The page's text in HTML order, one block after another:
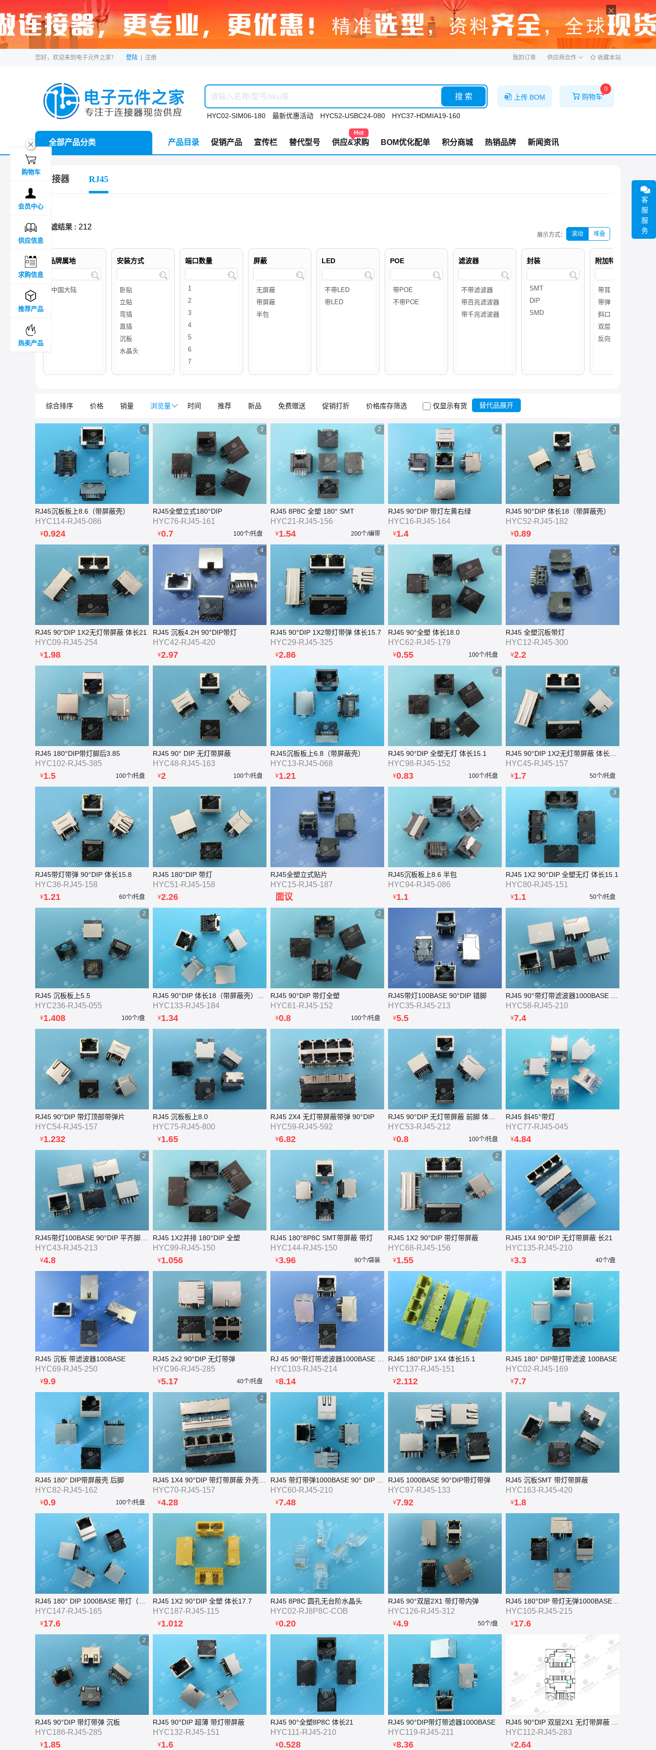
ဆ
您好，欢迎来到电子元件之家！ 登陆 注册 我的订单 供应商合作 收藏本站
HYC02-SIM06-180 最新优惠活动 HYC52-USBC24-080 HYC37-HDMIA19-160
搜 索 上传 BOM
0
购物车
全部产品分类 产品目录 促销产品 宣传栏 替代型号
Hot
供应&求购 BOM优化配单 积分商城 热销品牌 新闻资讯
连接器 RJ45
过滤结果 : 212
展示方式： 滚动 堆叠
品牌属地

安装方式

端口数量

屏蔽

LED

POE

滤波器

封装

附加特征
综合排序 价格 销量 浏览量 时间 推荐 新品 免费赠送 促销打折 价格库存筛选 仅显示有货 替代品展开
212条 列表
图片

5
RJ45沉板板上8.6（带屏蔽壳）
HYC114-RJ45-086
¥0.924
3
RJ45全塑立式180°DIP
HYC76-RJ45-161
¥0.7 100个/托盘
2
RJ45 8P8C 全塑 180° SMT
HYC21-RJ45-156
¥1.54 200个/编带
2
RJ45 90°DIP 带灯左黄右绿
HYC16-RJ45-164
¥1.4
3
RJ45 90°DIP 体长18（带屏蔽壳）
HYC52-RJ45-182
¥0.89
2
RJ45 90°DIP 1X2无灯带屏蔽 体长21
HYC09-RJ45-254
¥1.98
4
RJ45 沉板4.2H 90°DIP带灯
HYC42-RJ45-420
¥2.97
2
RJ45 90°DIP 1X2带灯带弹 体长15.7
HYC29-RJ45-325
¥2.86
2
RJ45 90°全塑 体长18.0
HYC62-RJ45-179
¥0.55 100个/托盘
2
RJ45 全塑沉板带灯
HYC12-RJ45-300
¥2.2
RJ45 180°DIP带灯脚后3.85
HYC102-RJ45-385
¥1.5 100个/托盘
RJ45 90° DIP 无灯带屏蔽
HYC48-RJ45-163
¥2 100个/托盘
RJ45沉板板上6.8（带屏蔽壳）
HYC13-RJ45-068
¥1.21
2
RJ45 90°DIP 全塑无灯 体长15.1
HYC98-RJ45-152
¥0.83 100个/托盘
2
HYC45-RJ45-157
¥1.7 50个/托盘
RJ45带灯带弹 90°DIP 体长15.8
HYC36-RJ45-158
¥1.21 60个/托盘
RJ45 180°DIP 带灯
HYC51-RJ45-158
¥2.26
RJ45全塑立式贴片
HYC15-RJ45-187
面议
RJ45沉板板上8.6 半包
HYC94-RJ45-086
¥1.1
3
RJ45 1X2 90°DIP 全塑无灯 体长15.1
HYC80-RJ45-151
¥1.1 50个/托盘
2
RJ45 沉板板上5.5
HYC236-RJ45-055
¥1.408 100个/盘
HYC133-RJ45-184
¥1.34
2
RJ45 90°DIP 带灯全塑
HYC61-RJ45-152
¥0.8 100个/托盘
RJ45带灯100BASE 90°DIP 错脚
HYC35-RJ45-213
¥5.5
HYC58-RJ45-210
¥7.4
RJ45 90°DIP 带灯顶部带弹片
HYC54-RJ45-157
¥1.232
RJ45 沉板板上8.0
HYC75-RJ45-800
¥1.65
RJ45 2X4 无灯带屏蔽带弹 90°DIP
HYC59-RJ45-592
¥6.82
HYC53-RJ45-212
¥0.8 100个/托盘
RJ45 斜45°带灯
HYC77-RJ45-045
¥4.84
2
HYC43-RJ45-213
¥4.8
RJ45 1X2并排 180°DIP 全塑
HYC99-RJ45-150
¥1.056
RJ45 180°8P8C SMT带屏蔽 带灯
HYC144-RJ45-150
¥3.96 90个/袋装
2
RJ45 1X2 90°DIP 带灯带屏蔽
HYC68-RJ45-156
¥1.55
RJ45 1X4 90°DIP 无灯带屏蔽 长21
HYC135-RJ45-210
¥3.3 40个/盘
RJ45 沉板 带滤波器100BASE
HYC69-RJ45-250
¥9.9
RJ45 2x2 90°DIP 无灯带弹
HYC96-RJ45-285
¥5.17 40个/托盘
HYC103-RJ45-214
¥8.14
RJ45 180°DIP 1X4 体长15.1
HYC137-RJ45-151
¥2.112
RJ45 180° DIP带灯带滤波 100BASE
HYC02-RJ45-169
¥7.7
RJ45 180° DIP带屏蔽壳 后脚
HYC82-RJ45-162
¥0.9 100个/托盘
2
HYC70-RJ45-157
¥4.28
HYC60-RJ45-210
¥7.48
RJ45 1000BASE 90°DIP带灯带弹
HYC97-RJ45-133
¥7.92
RJ45 沉板SMT 带灯带屏蔽
HYC163-RJ45-420
¥1.8
HYC147-RJ45-165
¥17.6
RJ45 1X2 90°DIP 全塑 体长17.7
HYC187-RJ45-115
¥1.012
RJ45 8P8C 圆孔无台阶水晶头
HYC02-RJ8P8C-COB
¥0.20
RJ45 90°双层2X1 带灯带内弹
HYC126-RJ45-312
¥4.9 50个/盘
HYC105-RJ45-215
¥17.6
2
RJ45 90°DIP 带灯带弹 沉板
HYC186-RJ45-285
¥1.85
RJ45 90°DIP 超薄 带灯带屏蔽
HYC132-RJ45-151
¥1.6
RJ45 90°全塑8P8C 体长21
HYC111-RJ45-210
¥0.528
RJ45 90°DIP带灯带滤器1000BASE
HYC119-RJ45-211
¥8.36
HYC112-RJ45-283
¥2.64
ဆ

购物车

会员中心

供应信息

求购信息

推荐产品

热卖产品
客
服
服
务